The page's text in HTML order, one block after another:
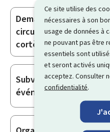
Ce site utilise des
nécessaires à son
usage de données à
ne pouvant pas être
essentiels sont
et seront activés
acceptez. Consulter
confidentialité.
Demande de
circulation et/ou
cortège sur la voie
Subvention pour
événement